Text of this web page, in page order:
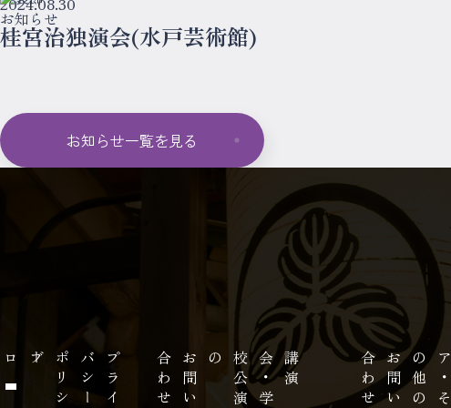
お知らせ
桂宮治独演会(水戸芸術館)
お知らせ一覧を見る
の
お
問
い
合
わ
せ
講
演
会
・
学
校
公
演
の
お
問
い
合
わ
せ
プ
ラ
イ
バ
シ
ー
ポ
リ
シ
ー